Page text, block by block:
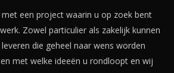
een project waarin u op zoek bent
Zowel particulier als zakelijk kunnen
die geheel naar wens worden
met welke ideeën u rondloopt en wij